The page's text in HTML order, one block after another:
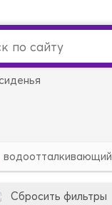
водоотталкивающий
Сбросить фильтры